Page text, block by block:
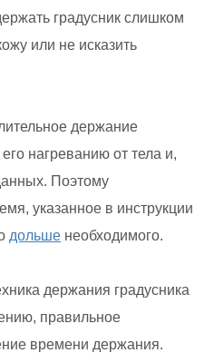
градусник слишком
или не исказить
держание
нагреванию от тела и,
Поэтому
указанное в инструкции
дольше необходимого.
держания градусника
правильное
времени держания.